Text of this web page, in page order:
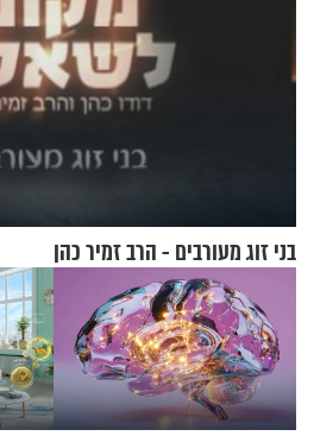
בני זוג מעורבים - הרב זמיר כהן